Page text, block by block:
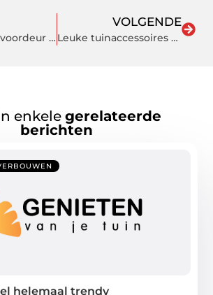
Bordje bij de voordeur nodig?
VOLGENDE
Leuke tuinaccessoires van Outside Wishes
enkele gerelateerde
berichten
helemaal trendy